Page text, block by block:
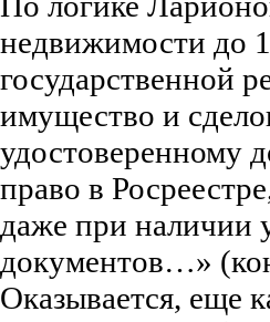
недвижимости до
государственной
имущество и
удостоверенному
право в
даже при наличии
документов…»
Оказывается, еще